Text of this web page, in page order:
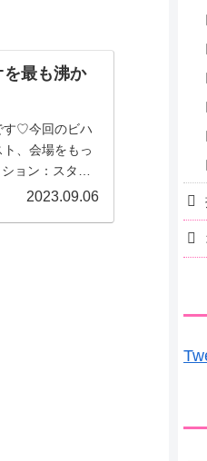
最も沸か
す♡今回のビハ
、会場をもっ
ョン：スター
2023.09.06